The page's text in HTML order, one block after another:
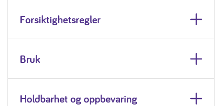
Forsiktighetsregler
Bruk
Holdbarhet og oppbevaring